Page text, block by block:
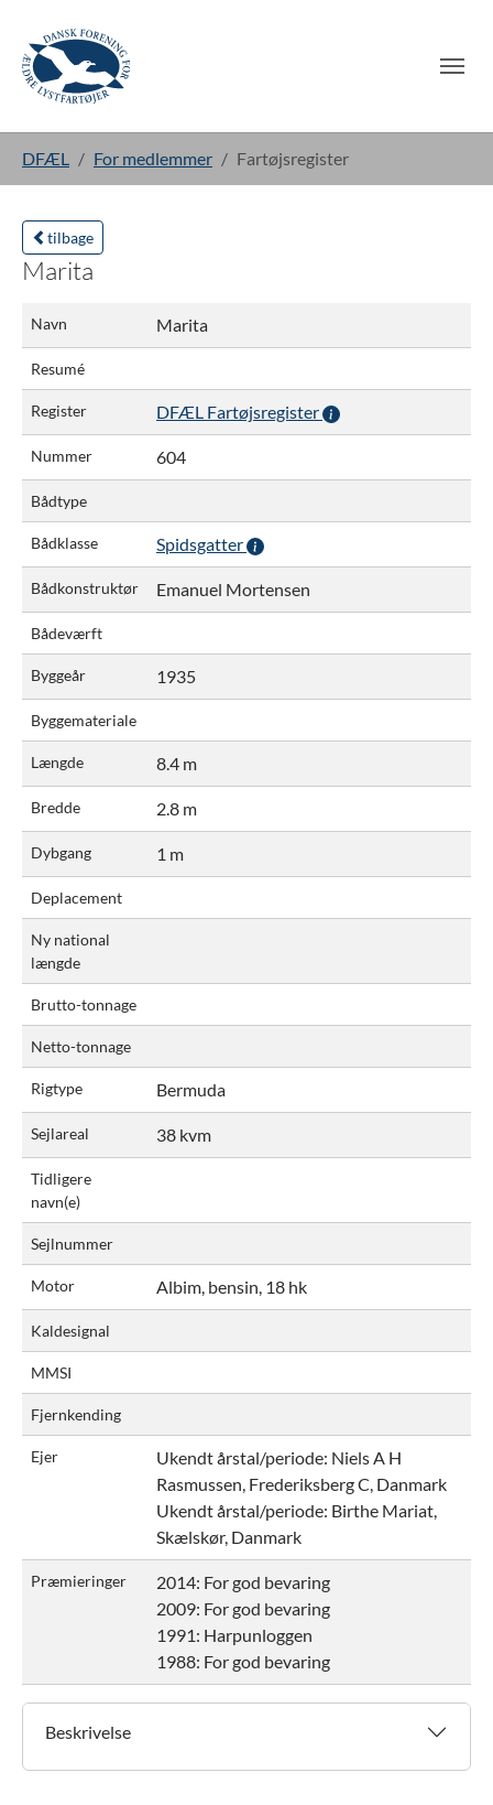
DFÆL For medlemmer Fartøjsregister
tilbage
Marita
Navn Marita
Resumé
Register DFÆL Fartøjsregister
Nummer 604
Bådtype
Bådklasse Spidsgatter
Bådkonstruktør Emanuel Mortensen
Bådeværft
Byggeår 1935
Byggemateriale
Længde 8.4 m
Bredde 2.8 m
Dybgang 1 m
Deplacement
Ny national
længde
Brutto-tonnage
Netto-tonnage
Rigtype Bermuda
Sejlareal 38 kvm
Tidligere
navn(e)
Sejlnummer
Motor Albim, bensin, 18 hk
Kaldesignal
MMSI
Fjernkending
Ejer Ukendt årstal/periode: Niels A H
Rasmussen, Frederiksberg C, Danmark
Ukendt årstal/periode: Birthe Mariat,
Skælskør, Danmark
Præmieringer
2014: For god bevaring
2009: For god bevaring
1991: Harpunloggen
1988: For god bevaring
Beskrivelse